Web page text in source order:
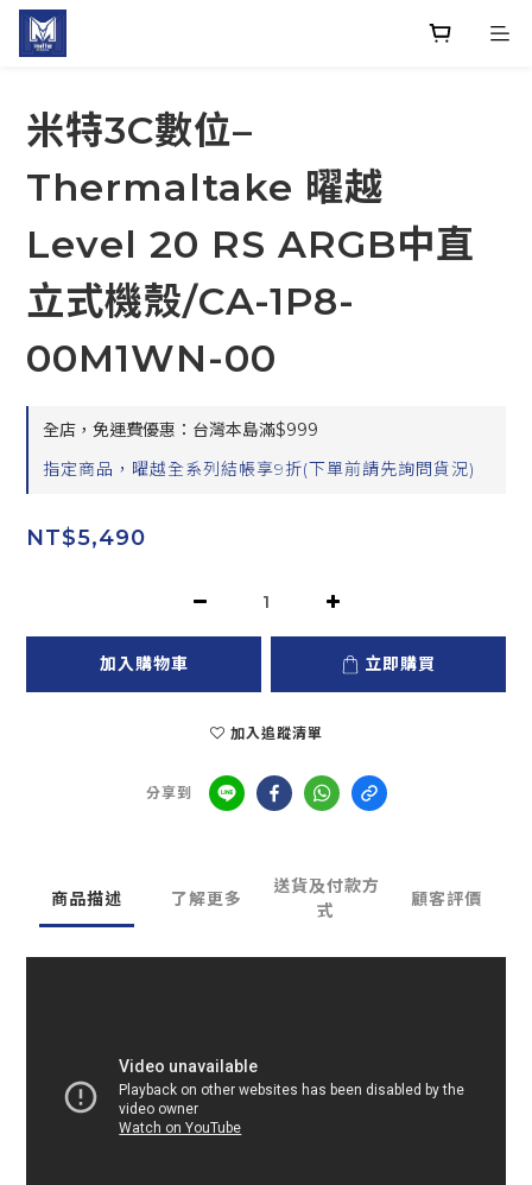
米特3C數位–
Thermaltake 曜越
Level 20 RS ARGB中直
立式機殼/CA-1P8-
00M1WN-00
全店，免運費優惠：台灣本島滿$999
指定商品，曜越全系列結帳享9折(下單前請先詢問貨況)
NT$5,490
加入購物車 立即購買
加入追蹤清單
分享到
商品描述 了解更多
送貨及付款方
式
顧客評價